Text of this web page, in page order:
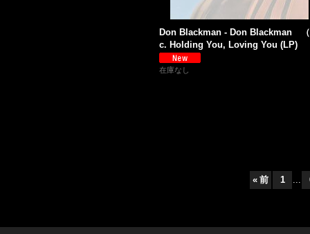
Don Blackman - Don Blackman
c. Holding You, Loving You (LP)
在庫なし
« 前 1 ...